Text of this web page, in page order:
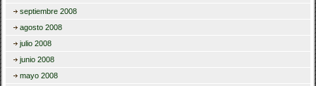
septiembre 2008
agosto 2008
julio 2008
junio 2008
mayo 2008